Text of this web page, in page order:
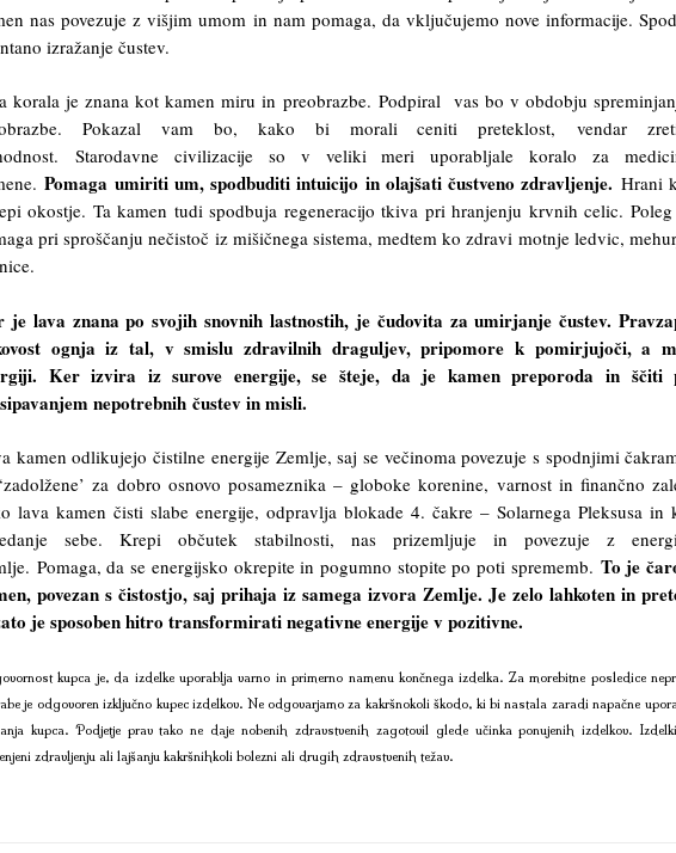
nas povezuje z višjim umom in nam pomaga, da vključujemo nove informacije.
izražanje čustev.
korala je znana kot kamen miru in preobrazbe. Podpiral vas bo v obdobju
Pokazal vam bo, kako bi morali ceniti preteklost, vendar
Starodavne civilizacije so v veliki meri uporabljale koralo za
Pomaga umiriti um, spodbuditi intuicijo in olajšati čustveno zdravljenje. Hrani
okostje. Ta kamen tudi spodbuja regeneracijo tkiva pri hranjenju krvnih celic. Poleg
pri sproščanju nečistoč iz mišičnega sistema, medtem ko zdravi motnje ledvic,
je lava znana po svojih snovnih lastnostih, je čudovita za umirjanje čustev.
ognja iz tal, v smislu zdravilnih draguljev, pripomore k pomirjujoči, a
Ker izvira iz surove energije, se šteje, da je kamen preporoda in ščiti
nepotrebnih čustev in misli.
kamen odlikujejo čistilne energije Zemlje, saj se večinoma povezuje s spodnjimi
za dobro osnovo posameznika – globoke korenine, varnost in finančno
lava kamen čisti slabe energije, odpravlja blokade 4. čakre – Solarnega Pleksusa in
sebe. Krepi občutek stabilnosti, nas prizemljuje in povezuje z
Pomaga, da se energijsko okrepite in pogumno stopite po poti sprememb. To je
povezan s čistostjo, saj prihaja iz samega izvora Zemlje. Je zelo lahkoten in
je sposoben hitro transformirati negativne energije v pozitivne.
kupca je, da izdelke uporablja varno in primerno namenu končnega izdelka. Za morebitne posledice
je odgovoren izključno kupec izdelkov. Ne odgovarjamo za kakršnokoli škodo, ki bi nastala zaradi napačne
kupca. Podjetje prav tako ne daje nobenih zdravstvenih zagotovil glede učinka ponujenih izdelkov.
zdravljenju ali lajšanju kakršnihkoli bolezni ali drugih zdravstvenih težav.